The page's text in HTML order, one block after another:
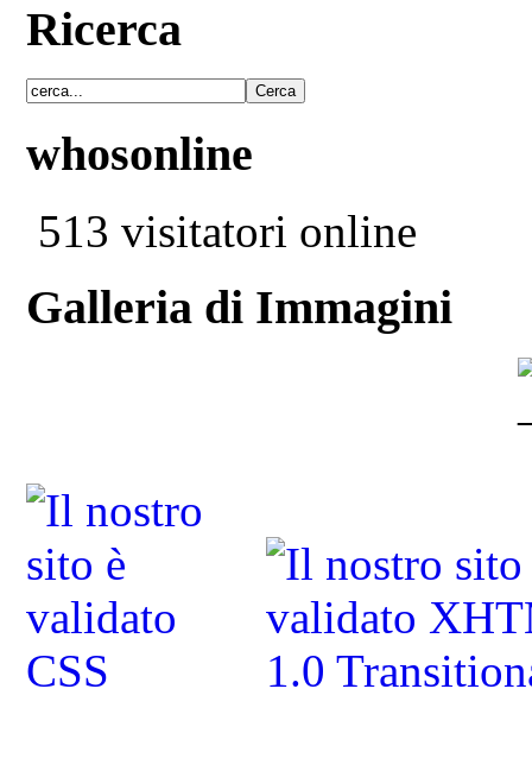
Ricerca
whosonline
513 visitatori online
Galleria di Immagini